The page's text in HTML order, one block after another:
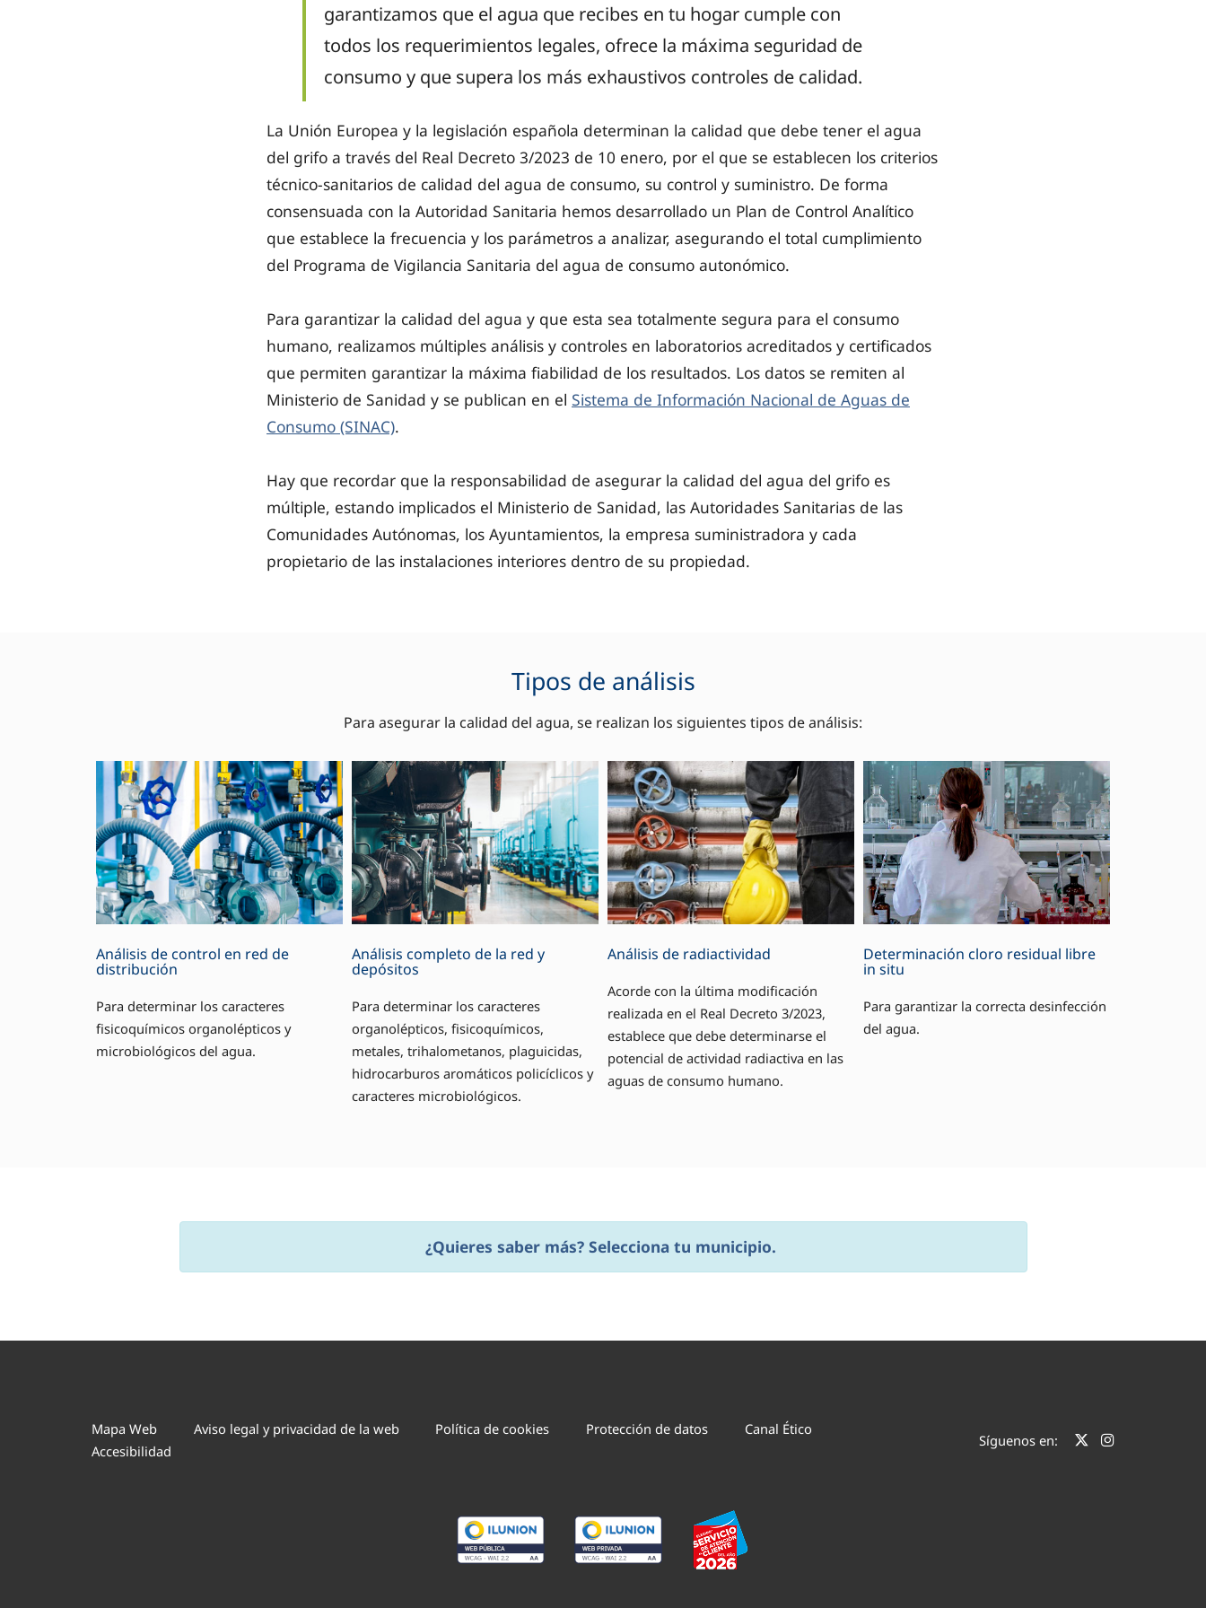
garantizamos que el agua que recibes en tu hogar cumple con
todos los requerimientos legales, ofrece la máxima seguridad de
consumo y que supera los más exhaustivos controles de calidad.
La Unión Europea y la legislación española determinan la calidad que debe tener el agua
del grifo a través del Real Decreto 3/2023 de 10 enero, por el que se establecen los criterios
técnico-sanitarios de calidad del agua de consumo, su control y suministro. De forma
consensuada con la Autoridad Sanitaria hemos desarrollado un Plan de Control Analítico
que establece la frecuencia y los parámetros a analizar, asegurando el total cumplimiento
del Programa de Vigilancia Sanitaria del agua de consumo autonómico.
Para garantizar la calidad del agua y que esta sea totalmente segura para el consumo
humano, realizamos múltiples análisis y controles en laboratorios acreditados y certificados
que permiten garantizar la máxima fiabilidad de los resultados. Los datos se remiten al
Ministerio de Sanidad y se publican en el Sistema de Información Nacional de Aguas de
Consumo (SINAC).
Hay que recordar que la responsabilidad de asegurar la calidad del agua del grifo es
múltiple, estando implicados el Ministerio de Sanidad, las Autoridades Sanitarias de las
Comunidades Autónomas, los Ayuntamientos, la empresa suministradora y cada
propietario de las instalaciones interiores dentro de su propiedad.
Tipos de análisis
Para asegurar la calidad del agua, se realizan los siguientes tipos de análisis:
Análisis de control en red de
distribución
Para determinar los caracteres
fisicoquímicos organolépticos y
microbiológicos del agua.
Análisis completo de la red y
depósitos
Para determinar los caracteres
organolépticos, fisicoquímicos,
metales, trihalometanos, plaguicidas,
hidrocarburos aromáticos policíclicos y
caracteres microbiológicos.
Análisis de radiactividad
Acorde con la última modificación
realizada en el Real Decreto 3/2023,
establece que debe determinarse el
potencial de actividad radiactiva en las
aguas de consumo humano.
Determinación cloro residual libre
in situ
Para garantizar la correcta desinfección
del agua.
¿Quieres saber más? Selecciona tu municipio.
Mapa Web Aviso legal y privacidad de la web Política de cookies Protección de datos
Canal Ético
Accesibilidad
Síguenos en: